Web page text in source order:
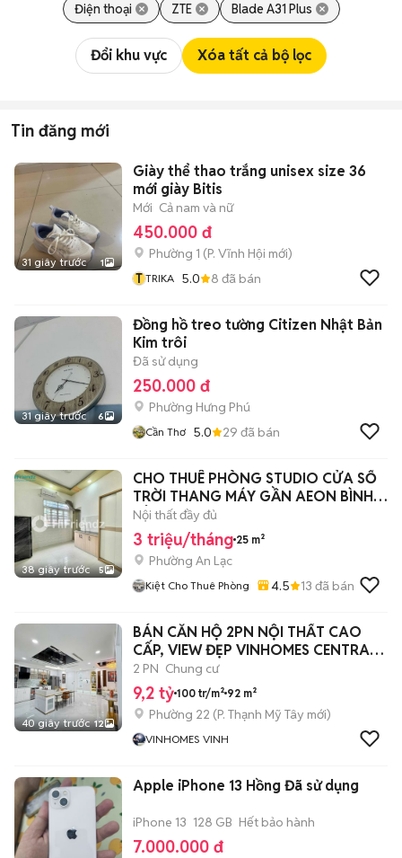
Điện thoại ZTE Blade A31 Plus
Đổi khu vực Xóa tất cả bộ lọc
Tin đăng mới
31 giây trước 1
Giày thể thao trắng unisex size 36
mới giày Bitis
Mới Cả nam và nữ
450.000 đ
Phường 1 (P. Vĩnh Hội mới)
T TRIKA 5.0 8 đã bán
31 giây trước 6
Đồng hồ treo tường Citizen Nhật Bản
Kim trôi
Đã sử dụng
250.000 đ
Phường Hưng Phú
Cần Thơ 5.0 29 đã bán
38 giây trước 5
CHO THUÊ PHÒNG STUDIO CỬA SỔ
TRỜI THANG MÁY GẦN AEON BÌNH
TÂN OTO ĐẬU
Nội thất đầy đủ
3 triệu/tháng 25 m²
Phường An Lạc
Kiệt Cho Thuê Phòng 4.5 13 đã bán
40 giây trước 12
BÁN CĂN HỘ 2PN NỘI THẤT CAO
CẤP, VIEW ĐẸP VINHOMES CENTRAL
PARK
2 PN Chung cư
9,2 tỷ 100 tr/m² 92 m²
Phường 22 (P. Thạnh Mỹ Tây mới)
VINHOMES VINH
Apple iPhone 13 Hồng Đã sử dụng
iPhone 13 128 GB Hết bảo hành
7.000.000 đ